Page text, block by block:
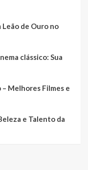
Leão de Ouro no
clássico: Sua
Melhores Filmes e
e Talento da